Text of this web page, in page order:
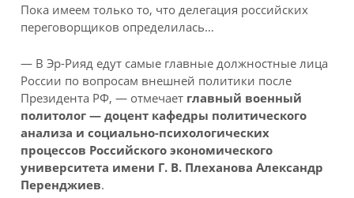
Пока имеем только то, что делегация российских
переговорщиков определилась…
— В Эр-Рияд едут самые главные должностные лица
России по вопросам внешней политики после
Президента РФ, — отмечает главный военный
политолог — доцент кафедры политического
анализа и социально-психологических
процессов Российского экономического
университета имени Г. В. Плеханова Александр
Перенджиев.